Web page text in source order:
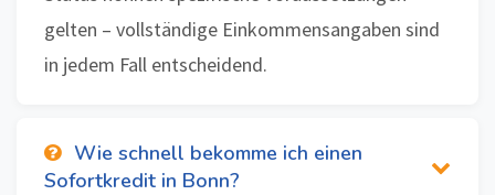
gelten – vollständige Einkommensangaben sind
in jedem Fall entscheidend.
Wie schnell bekomme ich einen
Sofortkredit in Bonn?